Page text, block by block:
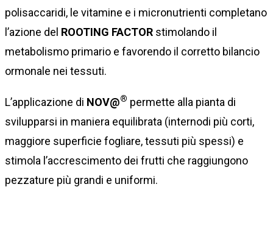
polisaccaridi, le vitamine e i micronutrienti completano
l’azione del ROOTING FACTOR stimolando il
metabolismo primario e favorendo il corretto bilancio
ormonale nei tessuti.
L’applicazione di NOV@® permette alla pianta di
svilupparsi in maniera equilibrata (internodi più corti,
maggiore superficie fogliare, tessuti più spessi) e
stimola l’accrescimento dei frutti che raggiungono
pezzature più grandi e uniformi.